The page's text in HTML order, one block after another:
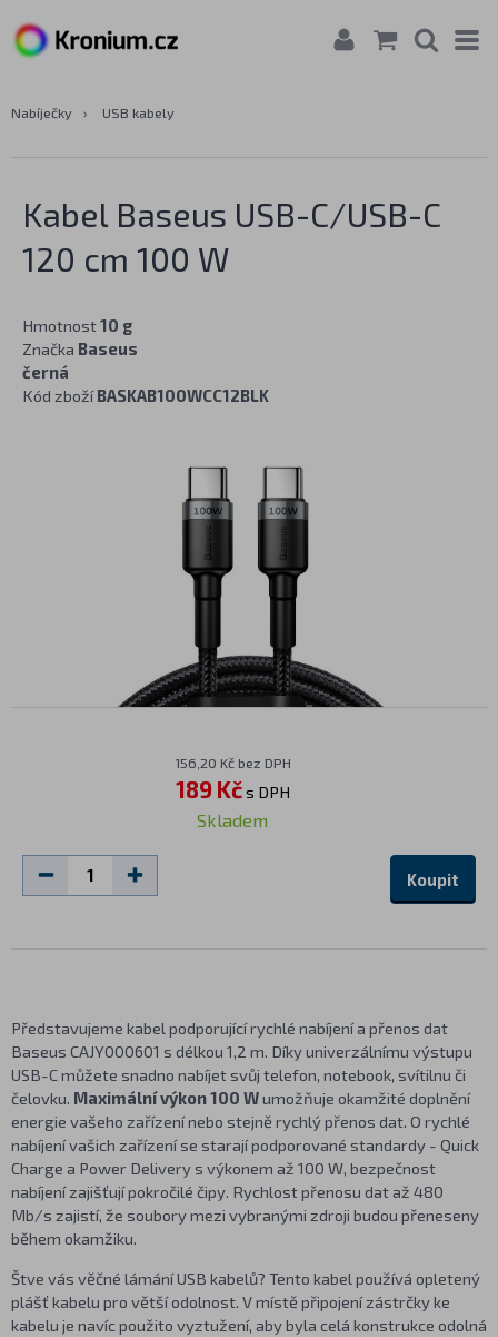
Nabíječky › USB kabely
Kabel Baseus USB-C/USB-C
120 cm 100 W
Hmotnost10 g
Značka Baseus
černá
Kód zbožíBASKAB100WCC12BLK
156,20 Kč bez DPH
189 Kčs DPH
Skladem
Koupit
Představujeme kabel podporující rychlé nabíjení a přenos dat
Baseus CAJY000601 s délkou 1,2 m. Díky univerzálnímu výstupu
USB-C můžete snadno nabíjet svůj telefon, notebook, svítilnu či
čelovku. Maximální výkon 100 Wumožňuje okamžité doplnění
energie vašeho zařízení nebo stejně rychlý přenos dat. O rychlé
nabíjení vašich zařízení se starají podporované standardy - Quick
Charge a Power Delivery s výkonem až 100 W, bezpečnost
nabíjení zajišťují pokročilé čipy. Rychlost přenosu dat až 480
Mb/s zajistí, že soubory mezi vybranými zdroji budou přeneseny
během okamžiku.
Štve vás věčné lámání USB kabelů? Tento kabel používá opletený
plášť kabelu pro větší odolnost. V místě připojení zástrčky ke
kabelu je navíc použito vyztužení, aby byla celá konstrukce odolná